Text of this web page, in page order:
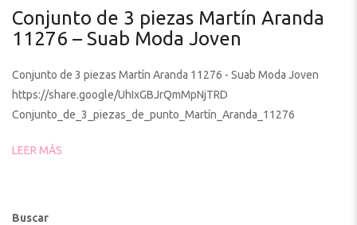
Conjunto de 3 piezas Martín Aranda
11276 – Suab Moda Joven
Conjunto de 3 piezas Martín Aranda 11276 - Suab Moda Joven
https://share.google/UhIxGBJrQmMpNjTRD
Conjunto_de_3_piezas_de_punto_Martín_Aranda_11276
LEER MÁS
Buscar